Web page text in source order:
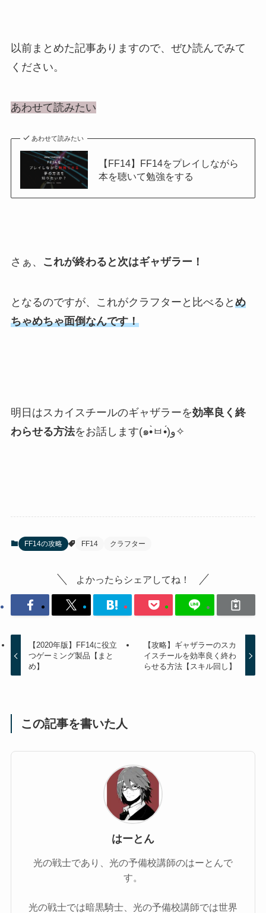
以前まとめた記事ありますので、ぜひ読んでみて
ください。
あわせて読みたい
あわせて読みたい
【FF14】FF14をプレイしながら
本を聴いて勉強をする
さぁ、 これが終わると次はギャザラー！
となるのですが、これがクラフターと比べると め
ちゃめちゃ面倒なんです！
明日はスカイスチールのギャザラーを効率良く終
わらせる方法
をお話します(๑•̀ㅂ•́)و✧
FF14の攻略 FF14 クラフター
よかったらシェアしてね！
【2020年版】FF14に役立
つゲーミング製品【まと
め】
【攻略】ギャザラーのスカ
イスチールを効率良く終わ
らせる方法【スキル回し】
この記事を書いた人
はーとん
光の戦士であり、光の予備校講師のはーとんで
す。
光の戦士では暗黒騎士、光の予備校講師では世界